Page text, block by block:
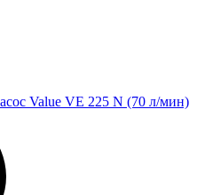
Value VE 225 N (70 л/мин)